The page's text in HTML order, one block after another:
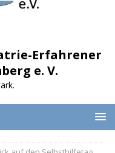
Erfahrener
e. V.